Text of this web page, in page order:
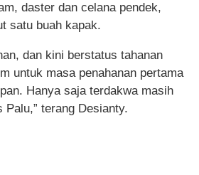
daster dan celana pendek,
satu buah kapak.
dan kini berstatus tahanan
untuk masa penahanan pertama
Hanya saja terdakwa masih
terang Desianty.